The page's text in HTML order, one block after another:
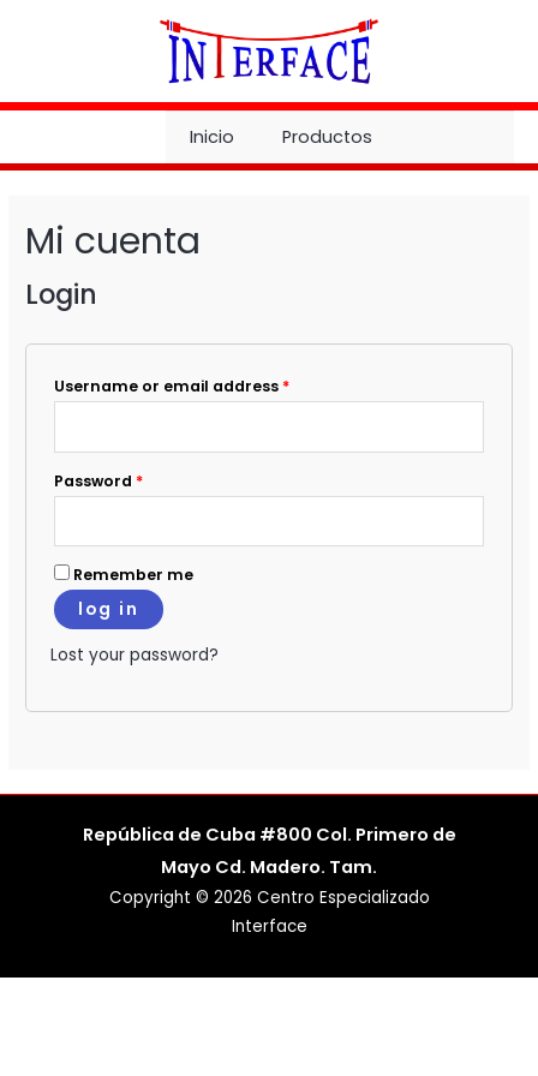
Inicio Productos
Mi cuenta
Login
Username or email address *Required
Password *Required
Remember me
log in
Lost your password?
República de Cuba #800 Col. Primero de
Mayo Cd. Madero. Tam.
Copyright © 2026 Centro Especializado
Interface